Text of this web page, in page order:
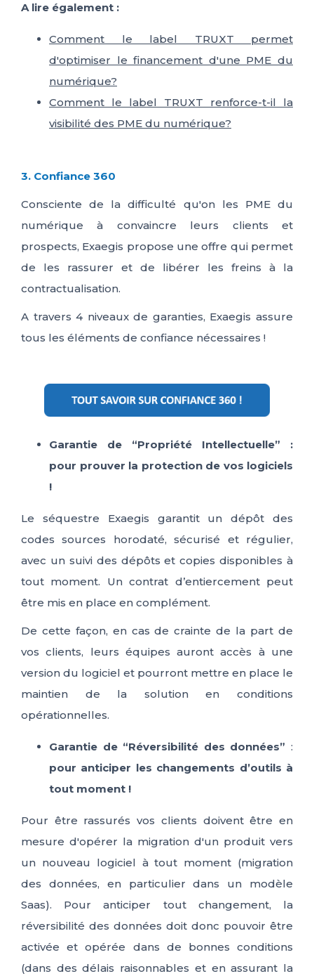
A lire également :
Comment le label TRUXT permet
d'optimiser le financement d'une PME du
numérique?
Comment le label TRUXT renforce-t-il la
visibilité des PME du numérique?
3. Confiance 360
Consciente de la difficulté qu'on les PME du
numérique à convaincre leurs clients et
prospects, Exaegis propose une offre qui permet
de les rassurer et de libérer les freins à la
contractualisation.
A travers 4 niveaux de garanties, Exaegis assure
tous les éléments de confiance nécessaires !
Garantie de “Propriété Intellectuelle” :
pour prouver la protection de vos logiciels
!
Le séquestre Exaegis garantit un dépôt des
codes sources horodaté, sécurisé et régulier,
avec un suivi des dépôts et copies disponibles à
tout moment. Un contrat d’entiercement peut
être mis en place en complément.
De cette façon, en cas de crainte de la part de
vos clients, leurs équipes auront accès à une
version du logiciel et pourront mettre en place le
maintien de la solution en conditions
opérationnelles.
Garantie de “Réversibilité des données” :
pour anticiper les changements d’outils à
tout moment !
Pour être rassurés vos clients doivent être en
mesure d'opérer la migration d'un produit vers
un nouveau logiciel à tout moment (migration
des données, en particulier dans un modèle
Saas). Pour anticiper tout changement, la
réversibilité des données doit donc pouvoir être
activée et opérée dans de bonnes conditions
(dans des délais raisonnables et en assurant la